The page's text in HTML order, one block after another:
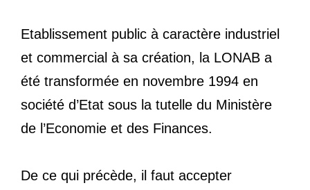
Etablissement public à caractère industriel
et commercial à sa création, la LONAB a
été transformée en novembre 1994 en
société d’Etat sous la tutelle du Ministère
de l’Economie et des Finances.
De ce qui précède, il faut accepter